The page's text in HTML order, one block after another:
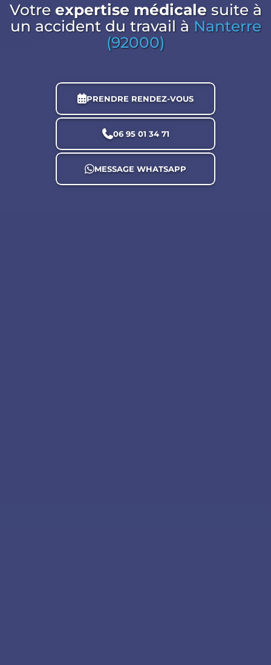
Votre expertise médicale suite à
un accident du travail à Nanterre
(92000)
PRENDRE RENDEZ-VOUS
06 95 01 34 71
MESSAGE WHATSAPP